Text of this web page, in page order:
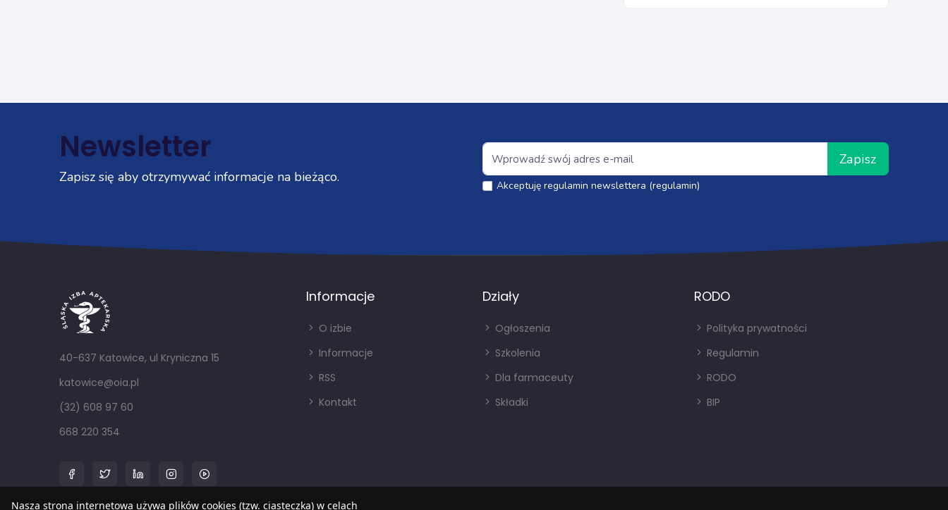
Newsletter
Zapisz się aby otrzymywać informacje na bieżąco.
Zapisz
Akceptuję regulamin newslettera (regulamin)
40-637 Katowice, ul Kryniczna 15
katowice@oia.pl
(32) 608 97 60
668 220 354
Informacje
O izbie
Informacje
RSS
Kontakt
Działy
Ogłoszenia
Szkolenia
Dla farmaceuty
Składki
RODO
Polityka prywatności
Regulamin
RODO
BIP
Nasza strona internetowa używa plików cookies (tzw. ciasteczka) w celach